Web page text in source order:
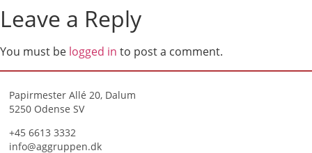
Leave a Reply
You must be logged in to post a comment.
Papirmester Allé 20, Dalum
5250 Odense SV
+45 6613 3332
info@aggruppen.dk